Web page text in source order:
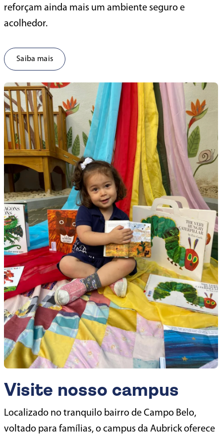
reforçam ainda mais um ambiente seguro e
acolhedor.
Saiba mais
Visite nosso campus
Localizado no tranquilo bairro de Campo Belo,
voltado para famílias, o campus da Aubrickoferece